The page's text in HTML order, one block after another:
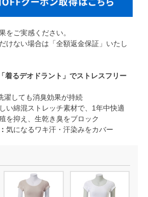
をご実感ください。
けない場合は「全額返金保証」いたし
着るデオドラント」でストレスフリー
濯しても消臭効果が持続
い綿混ストレッチ素材で、1年中快適
を抑え、生乾き臭をブロック
気になるワキ汗・汗染みをカバー